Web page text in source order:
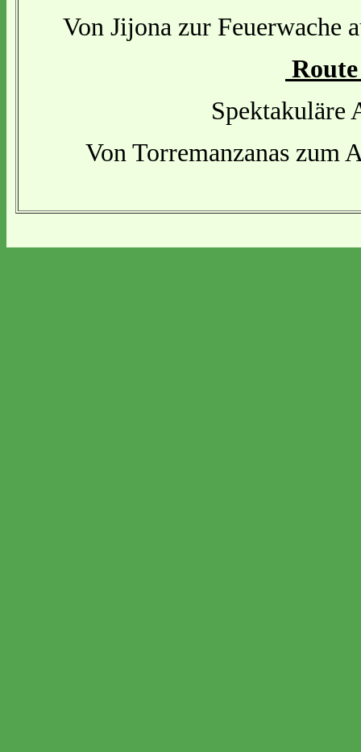
Von Jijona zur Feuerwache
Spektakuläre
Von Torremanzanas zum